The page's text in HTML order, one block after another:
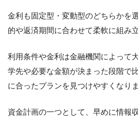
金利も固定型・変動型のどちらかを
的や返済期間に合わせて柔軟に組み
利用条件や金利は金融機関によって
学先や必要な金額が決まった段階で
に合ったプランを見つけやすくなりま
資金計画の一つとして、早めに情報